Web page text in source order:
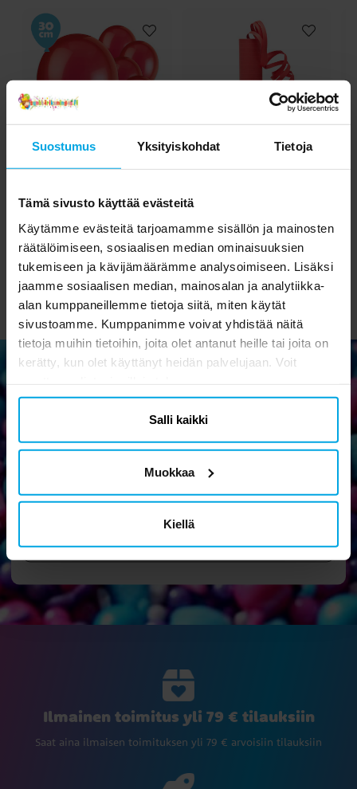
Suostumus Yksityiskohdat Tietoja
Tämä sivusto käyttää evästeitä
Käytämme evästeitä tarjoamamme sisällön ja mainosten
räätälöimiseen, sosiaalisen median ominaisuuksien
tukemiseen ja kävijämäärämme analysoimiseen. Lisäksi
jaamme sosiaalisen median, mainosalan ja analytiikka-
alan kumppaneillemme tietoja siitä, miten käytät
sivustoamme. Kumppanimme voivat yhdistää näitä
tietoja muihin tietoihin, joita olet antanut heille tai joita on
kerätty, kun olet käyttänyt heidän palvelujaan. Voit
Salli kaikki
Muokkaa
Kiellä
Ilmapallot - Punainen
OSTA
Serpentiinit - Punainen
OSTA
Uutiskirje
kampanjoihin ja tarjouksiin.
Ilmainen toimitus yli 79 € tilauksiin
Saat aina ilmaisen toimituksen yli 79 € arvoisiin tilauksiin